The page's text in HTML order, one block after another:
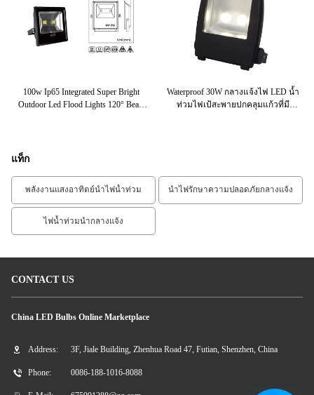
100w Ip65 Integrated Super Bright
Outdoor Led Flood Lights 120° Beam
Waterproof 30W กลางแจ้งไฟ LED น้ำ
ท่วมไฟเป้สะพายปกคลุมแก้วที่มี
แท็ก
พลังงานแสงอาทิตย์นำไฟน้ำท่วม นำไฟรักษาความปลอดภัยกลางแจ้ง
ไฟน้ำท่วมนำกลางแจ้ง
CONTACT US
China LED Bulbs Online Marketplace
Address: 3F, Jiale Building, Zhenhua Road 47, Futian, Shenzhen, China
Phone: 0086-188-1016-8088